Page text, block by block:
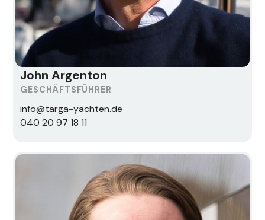
John Argenton
GESCHÄFTSFÜHRER
info@targa-yachten.de
040 20 97 18 11